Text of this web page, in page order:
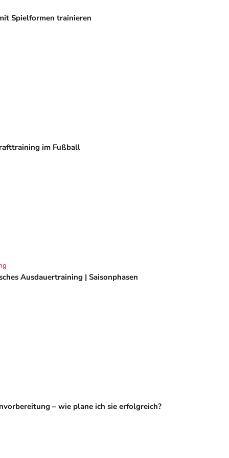
Spielformen trainieren
im Fußball
Ausdauertraining | Saisonphasen
– wie plane ich sie erfolgreich?